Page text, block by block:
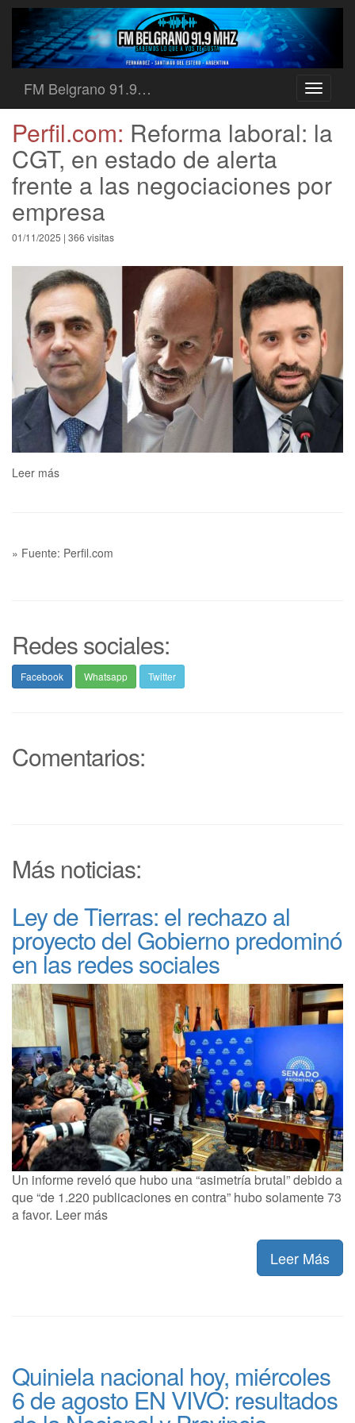
Toggle
FM Belgrano 91.9…
Perfil.com: Reforma laboral: la
CGT, en estado de alerta
frente a las negociaciones por
empresa
01/11/2025 | 366 visitas
Leer más
» Fuente: Perfil.com
Redes sociales:
Facebook Whatsapp Twitter
Comentarios:
Más noticias:
Ley de Tierras: el rechazo al
proyecto del Gobierno predominó
en las redes sociales
Un informe reveló que hubo una “asimetría brutal” debido a
que “de 1.220 publicaciones en contra” hubo solamente 73
a favor. Leer más
Leer Más
Quiniela nacional hoy, miércoles
6 de agosto EN VIVO: resultados